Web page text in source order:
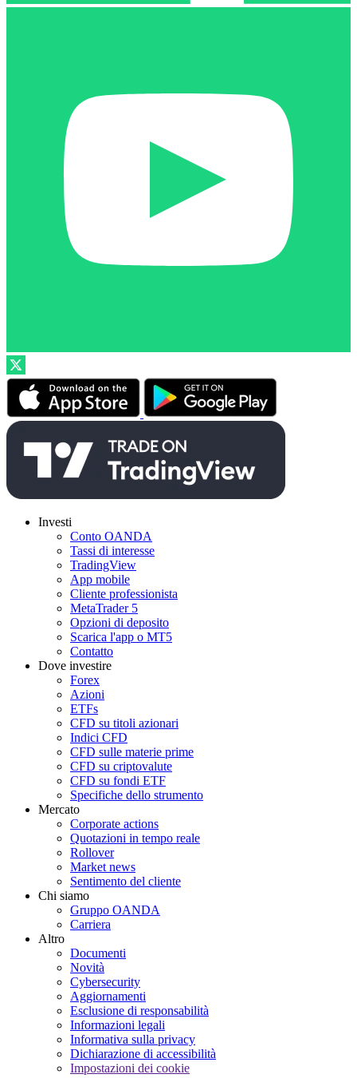
Investi
Conto OANDA
Tassi di interesse
TradingView
App mobile
Cliente professionista
MetaTrader 5
Opzioni di deposito
Scarica l'app o MT5
Contatto
Dove investire
Forex
Azioni
ETFs
CFD su titoli azionari
Indici CFD
CFD sulle materie prime
CFD su criptovalute
CFD su fondi ETF
Specifiche dello strumento
Mercato
Corporate actions
Quotazioni in tempo reale
Rollover
Market news
Sentimento del cliente
Chi siamo
Gruppo OANDA
Carriera
Altro
Documenti
Novità
Cybersecurity
Aggiornamenti
Esclusione di responsabilità
Informazioni legali
Informativa sulla privacy
Dichiarazione di accessibilità
Impostazioni dei cookie